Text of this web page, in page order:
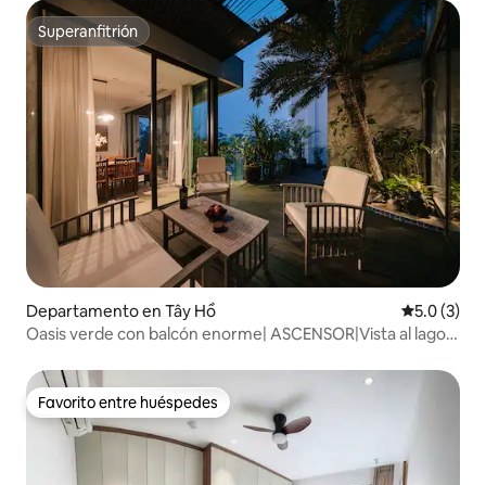
Superanfitrión
Superanfitrión
Departamento en Tây Hồ
5.0 (3)
Oasis verde con balcón enorme| ASCENSOR|Vista al lago
Favorito entre huéspedes
Favorito entre huéspedes